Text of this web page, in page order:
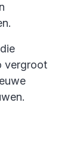
vergroot